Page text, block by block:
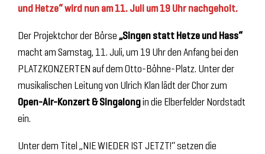
und Hetze“ wird nun am 11. Juli um 19 Uhr nachgeholt.
Der Projektchor der Börse„Singen statt Hetze und Hass“
macht am Samstag, 11. Juli, um 19 Uhr den Anfang bei den
PLATZKONZERTEN auf dem Otto-Böhne-Platz. Unter der
musikalischen Leitung von Ulrich Klan lädt der Chor zum
Open-Air-Konzert & Singalongin die Elberfelder Nordstadt
ein.
Unter dem Titel „NIE WIEDER IST JETZT!“ setzen die